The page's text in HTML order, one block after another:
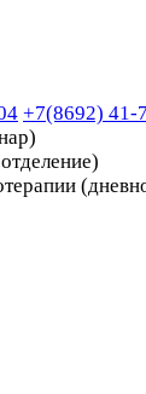
+7(8692) 41-